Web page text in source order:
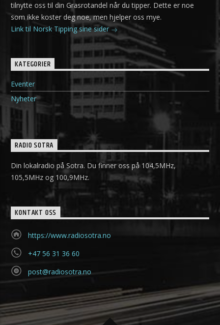
tilnytte oss til din Grasrotandel når du tipper. Dette er noe
som ikke koster deg noe, men hjelper oss mye.
Link til Norsk Tipping sine sider
KATEGORIER
Eventer
Nyheter
RADIO SOTRA
Din lokalradio på Sotra. Du finner oss på 104,5MHz,
105,5MHz og 100,9MHz.
KONTAKT OSS
https://www.radiosotra.no
+47 56 31 36 60
post@radiosotra.no